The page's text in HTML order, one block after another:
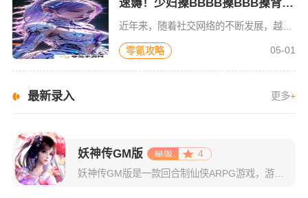
速薅！少妇搡BBBB搡BBB搡背后真相曝光！网友纷纷炸锅
近年来，随着社交网络的不断发展，越来越多的网络热词和话题成为了网友们的热议焦点，而其中有些话题几乎瞬间风靡整个网络，引发了大量的关注与讨论。而“少妇搡BBBB搡BBB搡”便是其中一个引起热议的话题。它
零氪攻略 05-01
最新录入 更多+
妖神传GM版
4